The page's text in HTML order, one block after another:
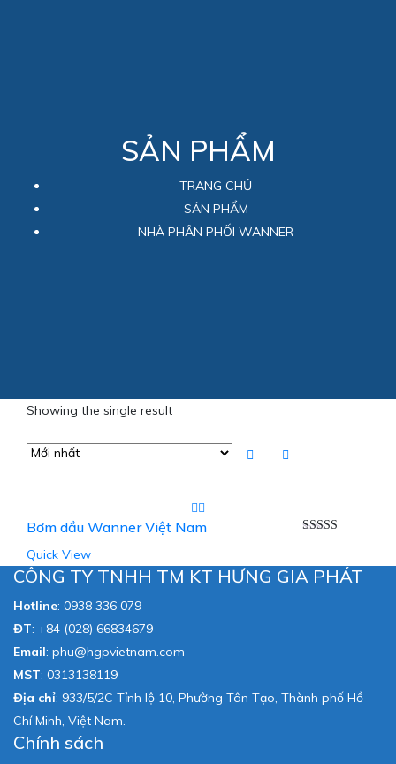
SẢN PHẨM
TRANG CHỦ
SẢN PHẨM
NHÀ PHÂN PHỐI WANNER
Showing the single result
sao
Bơm dầu Wanner Việt Nam
Quick View
CÔNG TY TNHH TM KT HƯNG GIA PHÁT
Hotline: 0938 336 079
ĐT: +84 (028) 66834679
Email: phu@hgpvietnam.com
MST: 0313138119
Địa chỉ: 933/5/2C Tỉnh lộ 10, Phường Tân Tạo, Thành phố Hồ
Chí Minh, Việt Nam.
Chính sách